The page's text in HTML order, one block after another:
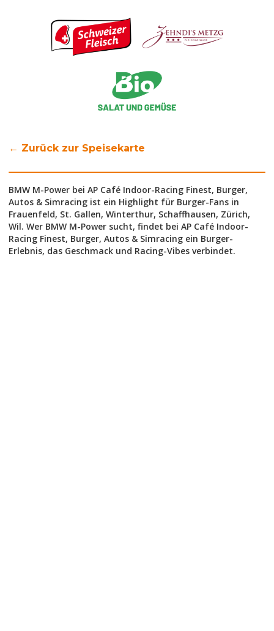
← Zurück zur Speisekarte
BMW M-Power bei AP Café Indoor-Racing Finest, Burger,
Autos & Simracing ist ein Highlight für Burger-Fans in
Frauenfeld, St. Gallen, Winterthur, Schaffhausen, Zürich,
Wil. Wer BMW M-Power sucht, findet bei AP Café Indoor-
Racing Finest, Burger, Autos & Simracing ein Burger-
Erlebnis, das Geschmack und Racing-Vibes verbindet.